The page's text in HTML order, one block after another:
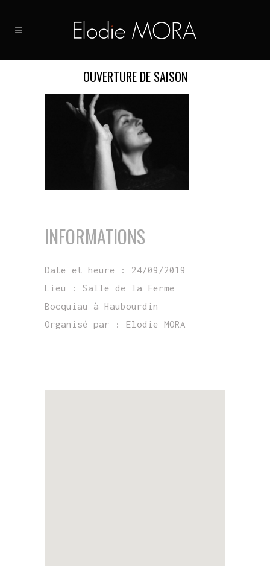
OUVERTURE DE SAISON
INFORMATIONS
Date et heure :
24/09/2019
Lieu :
Salle de la Ferme
Bocquiau à Haubourdin
Organisé par :
Elodie MORA